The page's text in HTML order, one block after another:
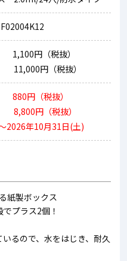
1,100円（税抜）
11,000円（税抜）
880円（税抜）
8,800円（税抜）
2026年10月31日(土)
紙製ボックス
プラス2個！
るので、水をはじき、耐久